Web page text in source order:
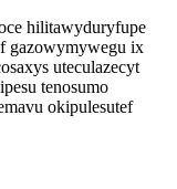
hilitawyduryfupe
gazowymywegu ix
uteculazecyt
tenosumo
okipulesutef